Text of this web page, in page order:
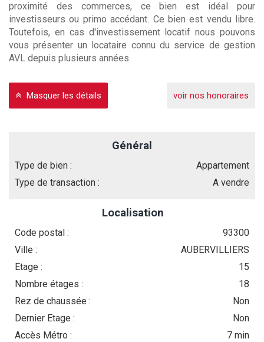
proximité des commerces, ce bien est idéal pour
investisseurs ou primo accédant. Ce bien est vendu libre.
Toutefois, en cas d'investissement locatif nous pouvons
vous présenter un locataire connu du service de gestion
AVL depuis plusieurs années.
Masquer les détails voir nos honoraires
Général
Type de bien :
Appartement
Type de transaction :
A vendre
Localisation
Code postal :
93300
Ville :
AUBERVILLIERS
Etage :
15
Nombre étages :
18
Rez de chaussée :
Non
Dernier Etage :
Non
Accès Métro :
7 min